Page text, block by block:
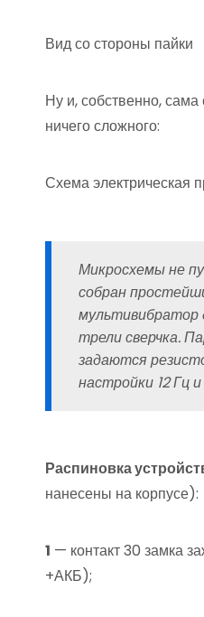
Вид со стороны пайки
Ну и, собственно,
ничего сложного:
Схема электрическая
Микросхемы не
собран
мультивибратор
трели сверчка.
задаются
настройки 12 Гц
Распиновка
нанесены на корпусе):
1 — контакт 30 замка
+АКБ);